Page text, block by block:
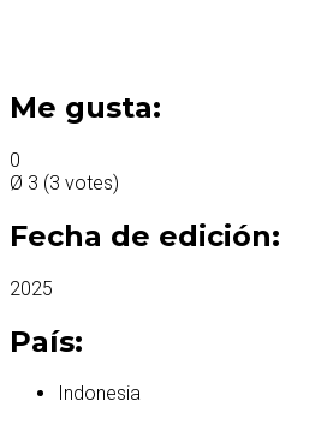
Me gusta:
0
Ø 3 (3 votes)
Fecha de edición:
2025
País:
Indonesia